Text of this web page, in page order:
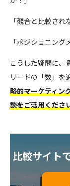
「競合と比較さ
「ポジショニン
こうした疑問に、
リードの「数」を
略的マーケティン
談をご活用くださ
比較サイト